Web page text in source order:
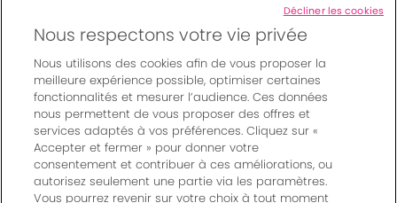
Suivez-nous
© Bordeaux Events And More | Rue Jean Samazeuilh - CS
20088 - 33070 Bordeaux cedex - France
Nous respectons votre vie privée
Nous utilisons des cookies afin de vous proposer la
meilleure expérience possible, optimiser certaines
fonctionnalités et mesurer l’audience. Ces données
nous permettent de vous proposer des offres et
services adaptés à vos préférences. Cliquez sur «
Accepter et fermer » pour donner votre
consentement et contribuer à ces améliorations, ou
autorisez seulement une partie via les paramètres.
Vous pourrez revenir sur votre choix à tout moment
Décliner les cookies